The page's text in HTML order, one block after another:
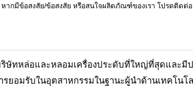
ากมีข้อสงสัย/ข้อสงสัย หรือสนใจผลิตภัณฑ์ของเรา โปรดติดต่อ
บริษัทหล่อและหลอมเครื่องประดับที่ใหญ่ที่สุดแล
ยอมรับในอุตสาหกรรมในฐานะผู้นำด้านเทคโนโ